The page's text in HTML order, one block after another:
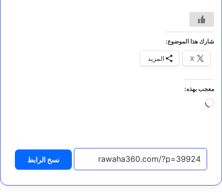
شارك هذا الموضوع:
X المزيد
معجب بهذه:
جاري
نسخ الرابط
ت
د
ا
ف
م
ي
ن
ا
ي
ك
ش